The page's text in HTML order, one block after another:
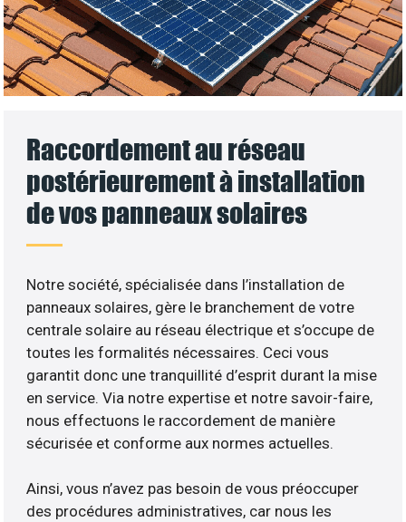
Raccordement au réseau
postérieurement à installation
de vos panneaux solaires
Notre société, spécialisée dans l’installation de
panneaux solaires, gère le branchement de votre
centrale solaire au réseau électrique et s’occupe de
toutes les formalités nécessaires. Ceci vous
garantit donc une tranquillité d’esprit durant la mise
en service. Via notre expertise et notre savoir-faire,
nous effectuons le raccordement de manière
sécurisée et conforme aux normes actuelles.
Ainsi, vous n’avez pas besoin de vous préoccuper
des procédures administratives, car nous les